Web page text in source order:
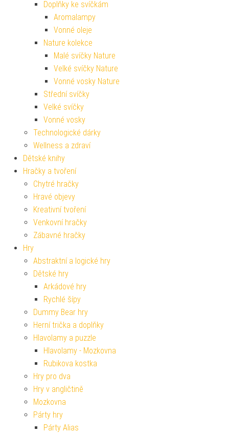
Doplňky ke svíčkám
Aromalampy
Vonné oleje
Nature kolekce
Malé svíčky Nature
Velké svíčky Nature
Vonné vosky Nature
Střední svíčky
Velké svíčky
Vonné vosky
Technologické dárky
Wellness a zdraví
Dětské knihy
Hračky a tvoření
Chytré hračky
Hravé objevy
Kreativní tvoření
Venkovní hračky
Zábavné hračky
Hry
Abstraktní a logické hry
Dětské hry
Arkádové hry
Rychlé šípy
Dummy Bear hry
Herní trička a doplňky
Hlavolamy a puzzle
Hlavolamy - Mozkovna
Rubikova kostka
Hry pro dva
Hry v angličtině
Mozkovna
Párty hry
Párty Alias